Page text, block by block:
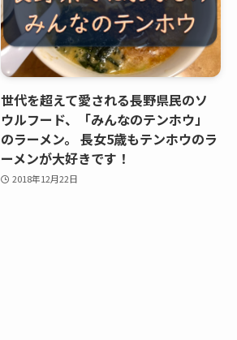
世代を超えて愛される長野県民のソ
ウルフード、「みんなのテンホウ」
のラーメン。 長女5歳もテンホウのラ
ーメンが大好きです！
2018年12月22日